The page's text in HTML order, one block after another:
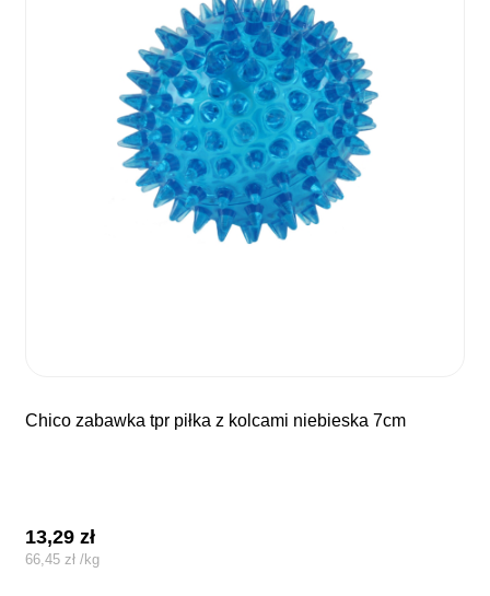
chico zabawka tpr piłka z kolcami niebieska 7cm
13,29zł
66,45zł /kg